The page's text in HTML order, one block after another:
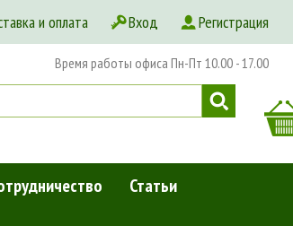
и оплата Вход Регистрация
Время работы офиса Пн-Пт 10.00 - 17.00
Статьи